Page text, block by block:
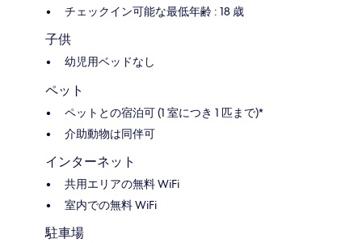
チェックイン可能な最低年齢 : 18 歳
子供
幼児用ベッドなし
ペット
ペットとの宿泊可 (1 室につき 1 匹まで)*
介助動物は同伴可
インターネット
共用エリアの無料 WiFi
室内での無料 WiFi
駐車場